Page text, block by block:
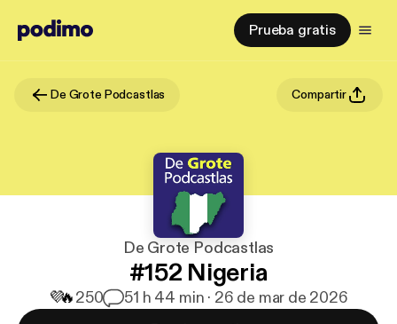
Prueba gratis
De Grote Podcastlas Compartir
De Grote Podcastlas
#152 Nigeria
💜🔥250 51 h 44 min · 26 de mar de 2026